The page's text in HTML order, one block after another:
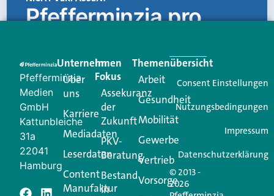
Pfefferminzia.pro
Creator für Ihre Kundenkommunikation. Alles, was
Ihren Vertriebsalltag leichter macht. Mit nur einem
Login.
Jetzt anmelden
Pfefferminzia
Medien
GmbH
Kattunbleiche
31a
22041
Hamburg
Unternehmen
Über
uns
Karriere
Mediadaten
Leserdaten
Content
Manufaktur
Im
Fokus
Assekuranz
der
Zukunft
PKV-
Beratung
Bestand
in
Themenübersicht
Arbeit
Gesundheit
Mobilität
Gewerbe
Vertrieb
Vorsorge
© 2013 -
2026
Consent Einstellungen
Nutzungsbedingungen
Impressum
Datenschutzerklärung